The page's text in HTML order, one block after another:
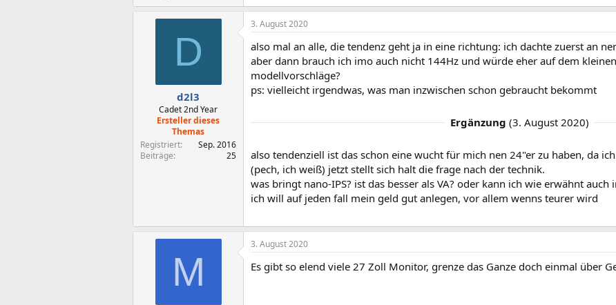
D
d2l3
Cadet 2nd Year
Ersteller dieses
Themas
Registriert
Sep. 2016
Beiträge
25
3. August 2020
also mal an alle, die tendenz geht ja in eine richtung: ich dachte zuerst an
aber dann brauch ich imo auch nicht 144Hz und würde eher auf dem
modellvorschläge?
ps: vielleicht irgendwas, was man inzwischen schon gebraucht bekommt
Ergänzung (3. August 2020)
also tendenziell ist das schon eine wucht für mich nen 24"er zu haben, da
(pech, ich weiß) jetzt stellt sich halt die frage nach der technik.
was bringt nano-IPS? ist das besser als VA? oder kann ich wie erwähnt
ich will auf jeden fall mein geld gut anlegen, vor allem wenns teurer wird
M
3. August 2020
Es gibt so elend viele 27 Zoll Monitor, grenze das Ganze doch einmal über